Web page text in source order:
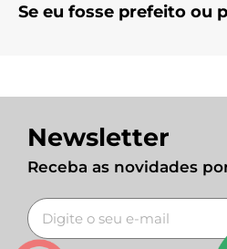
Se eu fosse prefeito ou
Newsletter
Receba as novidades